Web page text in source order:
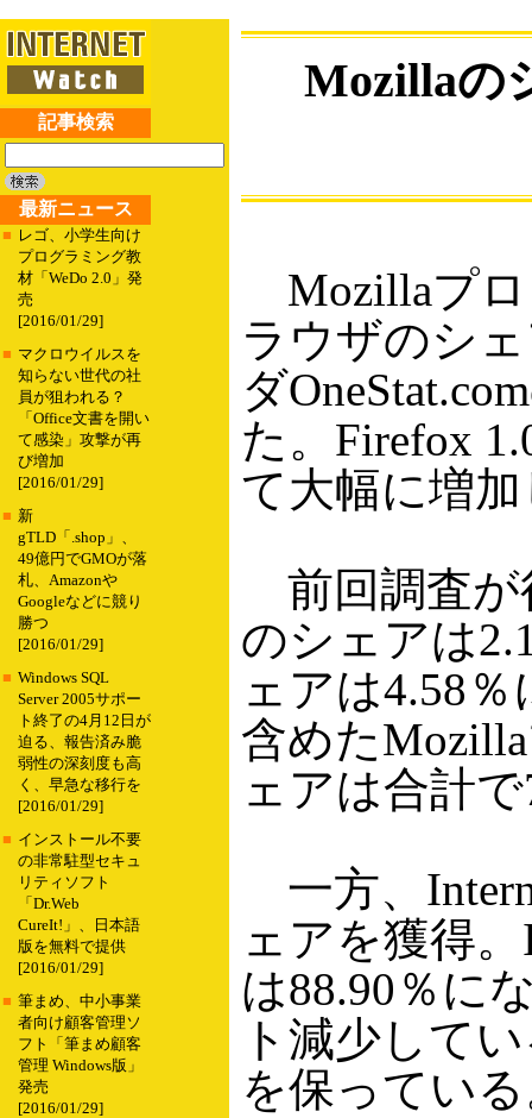
記事検索
最新ニュース
■ レゴ、小学生向け
プログラミング教
材「WeDo 2.0」発
売
[2016/01/29]
■ マクロウイルスを
知らない世代の社
員が狙われる？
「Office文書を開い
て感染」攻撃が再
び増加
[2016/01/29]
■ 新
gTLD「.shop」、
49億円でGMOが落
札、Amazonや
Googleなどに競り
勝つ
[2016/01/29]
■ Windows SQL
Server 2005サポー
ト終了の4月12日が
迫る、報告済み脆
弱性の深刻度も高
く、早急な移行を
[2016/01/29]
■ インストール不要
の非常駐型セキュ
リティソフト
「Dr.Web
CureIt!」、日本語
版を無料で提供
[2016/01/29]
■ 筆まめ、中小事業
者向け顧客管理ソ
フト「筆まめ顧客
管理 Windows版」
発売
[2016/01/29]
Mozillaの
Mozillaプロ
ラウザのシ
ダ
た。Firefox
て大幅に増
前回調査が
のシェアは
ェアは4.58
含めた
ェアは合計
一方、
ェアを獲得
は88.90％に
ト減少して
を保ってい